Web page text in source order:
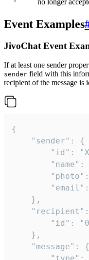
no longer
Event Examples
JivoChat Event
If at least one sender
sender field with this
recipient of the message is
{